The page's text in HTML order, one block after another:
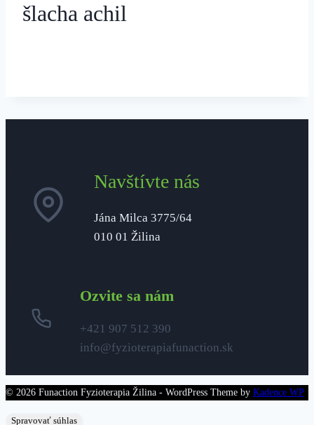
šlacha achil
Navštívte nás
Jána Milca 3775/64
010 01 Žilina
Ozvite sa nám
+421 907 512 390
info@fyzioterapiafunaction.sk
© 2026 Funaction Fyzioterapia Žilina - WordPress Theme by Kadence WP
Spravovať súhlas